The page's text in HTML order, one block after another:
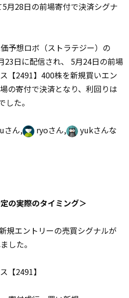
月28日の前場寄付で決済シグナ
予想ロボ（ストラテジー）の
23日に配信され、 5月24日の前場
【2491】400株を新規買いエン
の寄付で決済となり、利回りは
た。
さん, ryoさん,
yukさんな
の実際のタイミング＞
規エントリーの売買シグナルが
した。
【2491】